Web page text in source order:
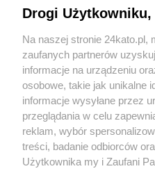
Wydawca mediów lokalnych
Nie zapomnij
zapoznać się z:
polityką prywatności
Twojemiasto
Drogi Użytkowniku,
Na naszej stronie 24kato.pl,
zaufanych partnerów
informacje na urządzeniu
osobowe, takie jak unikalne
informacje wysyłane przez
przeglądania w celu
reklam, wybór
treści, badanie odbiorców
Użytkownika my i Zaufani